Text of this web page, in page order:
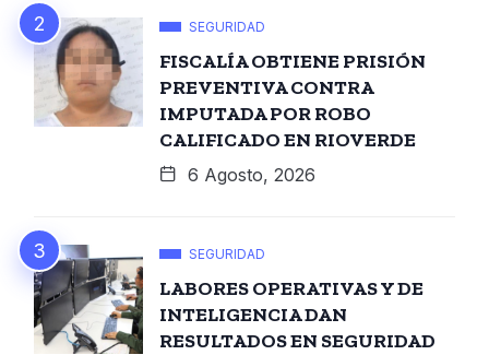
SEGURIDAD
FISCALÍA OBTIENE PRISIÓN
PREVENTIVA CONTRA
IMPUTADA POR ROBO
CALIFICADO EN RIOVERDE
6 Agosto, 2026
SEGURIDAD
LABORES OPERATIVAS Y DE
INTELIGENCIA DAN
RESULTADOS EN SEGURIDAD